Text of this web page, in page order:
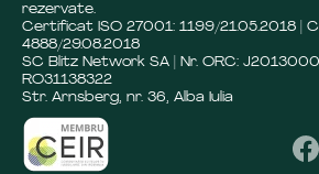
rezervate.
Certificat ISO 27001: 1199/21.05.2018 |
4888/29.08.2018
SC Blitz Network SA | Nr. ORC:
RO31138322
Str. Arnsberg, nr. 36, Alba Iulia